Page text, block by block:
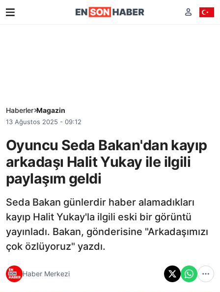
Haberler Magazin
13 Ağustos 2025 - 09:12
Oyuncu Seda Bakan'dan kayıp
arkadaşı Halit Yukay ile ilgili
paylaşım geldi
Seda Bakan günlerdir haber alamadıkları
kayıp Halit Yukay'la ilgili eski bir görüntü
yayınladı. Bakan, gönderisine "Arkadaşımızı
çok özlüyoruz" yazdı.
Haber Merkezi